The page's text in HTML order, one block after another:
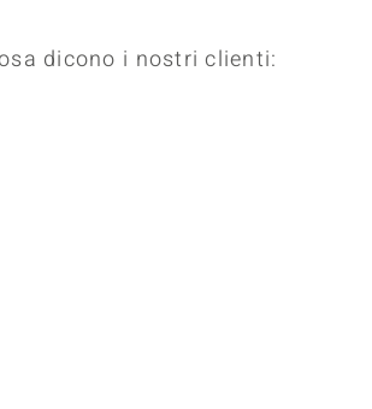
dicono i nostri clienti: